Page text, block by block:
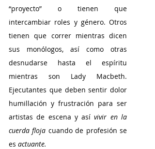
“proyecto” o tienen que
intercambiar roles y género. Otros
tienen que correr mientras dicen
sus monólogos, así como otras
desnudarse hasta el espíritu
mientras son Lady Macbeth.
Ejecutantes que deben sentir dolor
humillación y frustración para ser
artistas de escena y así vivir en la
cuerda floja cuando de profesión se
es actuante.